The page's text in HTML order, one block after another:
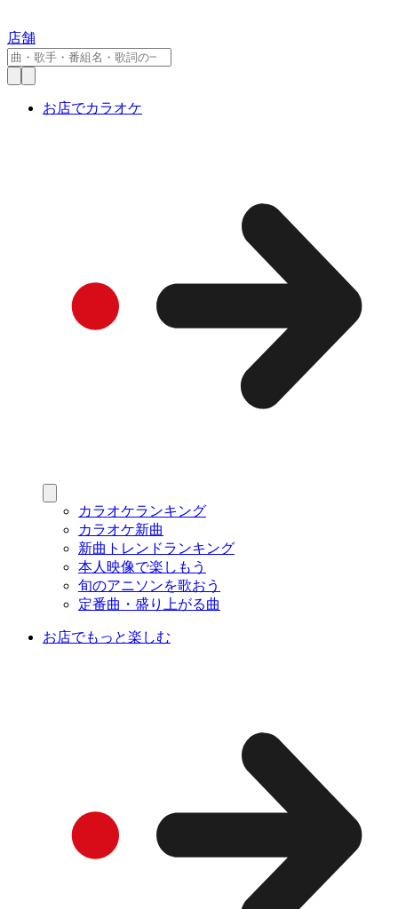
店舗
お店でカラオケ
カラオケランキング
カラオケ新曲
新曲トレンドランキング
本人映像で楽しもう
旬のアニソンを歌おう
定番曲・盛り上がる曲
お店でもっと楽しむ